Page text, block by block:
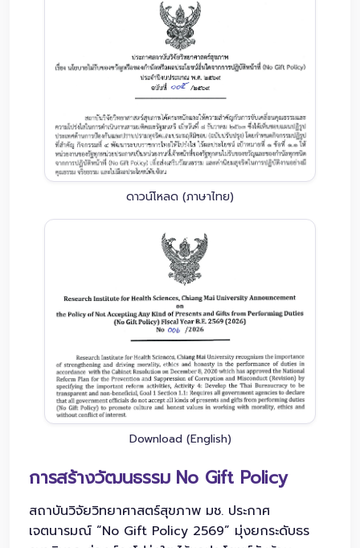
ดาวน์โหลด (ภาษาไทย)
Download (English)
การสร้างวัฒนธรรม No Gift Policy
สถาบันวิจัยวิทยาศาสตร์สุขภาพ มช. ประกาศ
เจตนารมณ์ “No Gift Policy 2569” มุ่งยกระดับธร